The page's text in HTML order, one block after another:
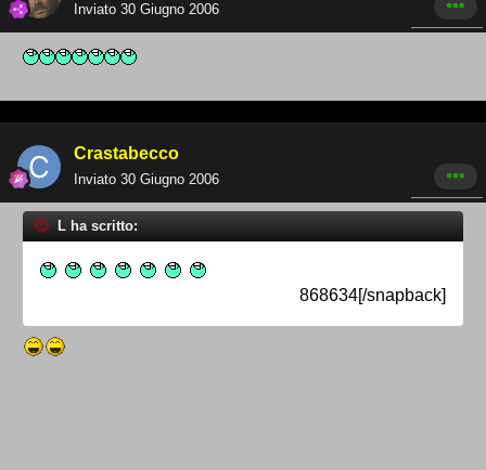
Inviato 30 Giugno 2006
Crastabecco
Inviato 30 Giugno 2006
L ha scritto:
868634[/snapback]